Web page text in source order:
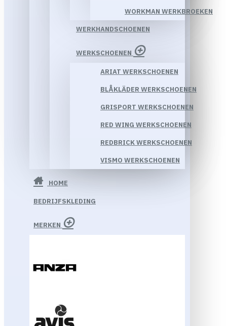
WORKMAN WERKBROEKEN
WERKHANDSCHOENEN
WERKSCHOENEN
ARIAT WERKSCHOENEN
BLÅKLÄDER WERKSCHOENEN
GRISPORT WERKSCHOENEN
RED WING WERKSCHOENEN
REDBRICK WERKSCHOENEN
VISMO WERKSCHOENEN
HOME
BEDRIJFSKLEDING
MERKEN